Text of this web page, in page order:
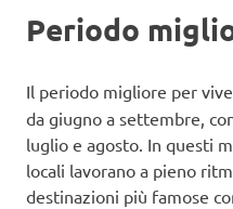
Periodo
Il periodo migliore per
da giugno a settembre,
luglio e agosto. In questi
locali lavorano a pieno
destinazioni più famose